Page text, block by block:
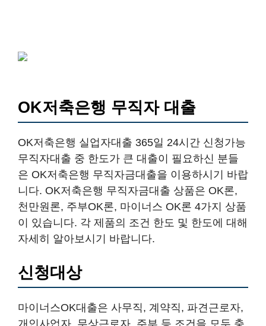
OK저축은행 무직자 대출
OK저축은행 실업자대출 365일 24시간 신청가능
무직자대출 중 한도가 큰 대출이 필요하신 분들
은 OK저축은행 무직자금대출을 이용하시기 바랍
니다. OK저축은행 무직자금대출 상품은 OK론,
천만원론, 주부OK론, 마이너스 OK론 4가지 상품
이 있습니다. 각 제품의 조건 한도 및 한도에 대해
자세히 알아보시기 바랍니다.
신청대상
마이너스OK대출은 사무직, 계약직, 파견근로자,
개인사업자, 무상근로자, 주부 등 조건을 모두 충